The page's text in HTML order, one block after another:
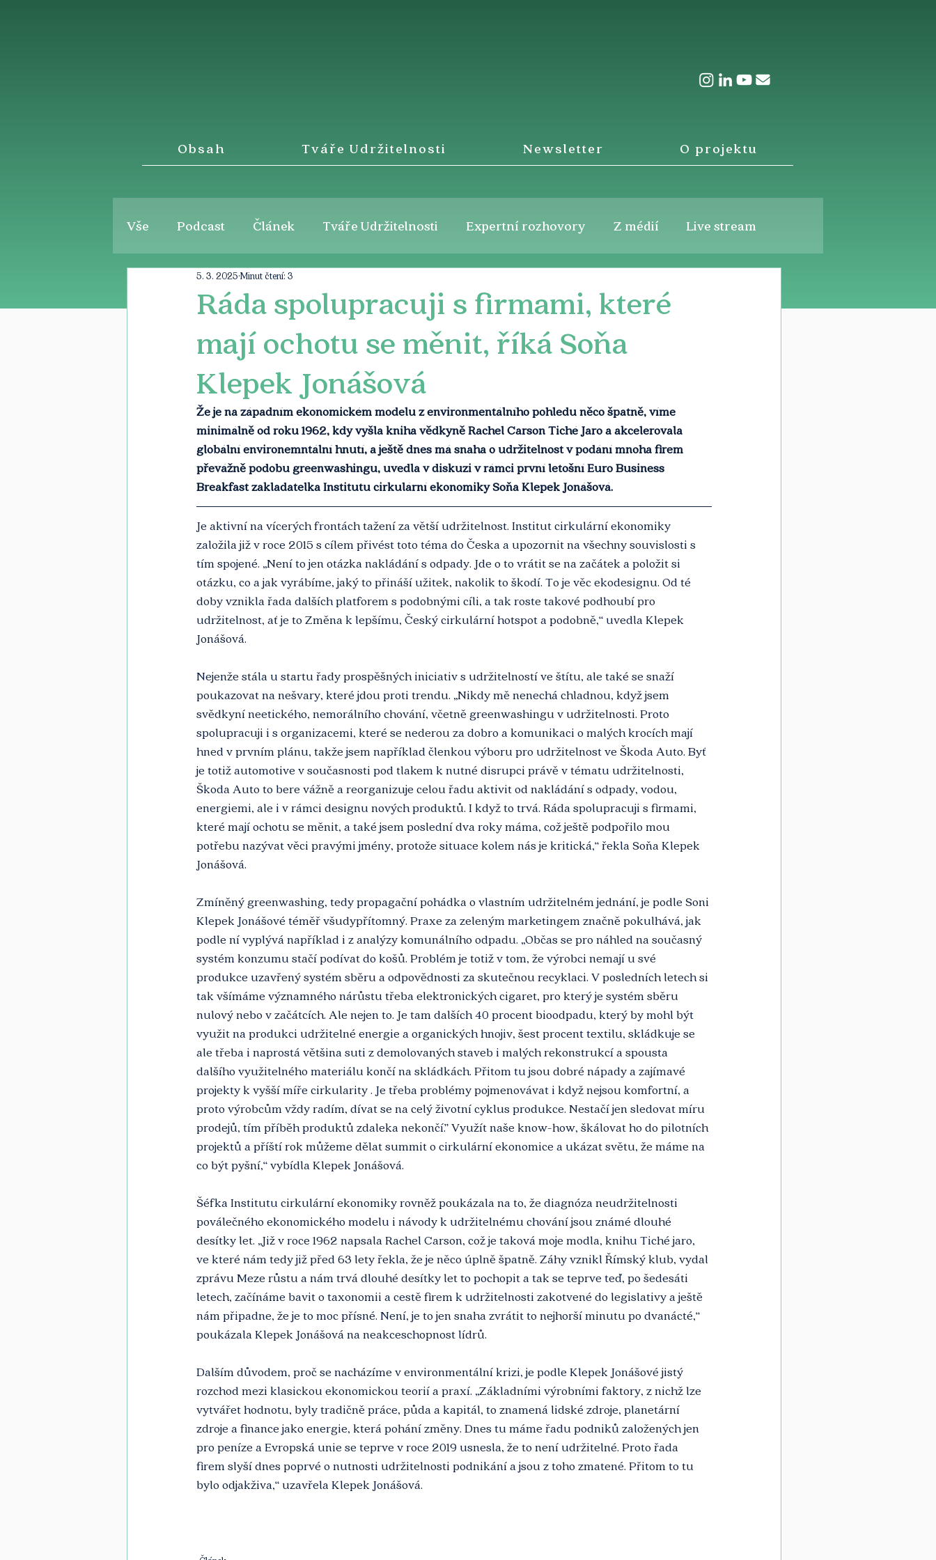
Obsah Tváře Udržitelnosti Newsletter O projektu
Vše Podcast Článek Tváře Udržitelnosti Expertní rozhovory Z médií Live stream
Ráda spolupracuji s firmami, které
mají ochotu se měnit, říká Soňa
Klepek Jonášová
5. 3. 2025 Minut čtení: 3
Že je na západním ekonomickém modelu z environmentálního pohledu něco špatně, víme
minimálně od roku 1962, kdy vyšla kniha vědkyně Rachel Carson Tiché Jaro a akcelerovala
globální environemntální hnutí, a ještě dnes má snaha o udržitelnost v podání mnoha firem
převážně podobu greenwashingu, uvedla v diskuzi v rámci první letošní Euro Business
Breakfast zakladatelka Institutu cirkulární ekonomiky Soňa Klepek Jonášová.
Je aktivní na vícerých frontách tažení za větší udržitelnost. Institut cirkulární ekonomiky
založila již v roce 2015 s cílem přivést toto téma do Česka a upozornit na všechny souvislosti s
tím spojené. „Není to jen otázka nakládání s odpady. Jde o to vrátit se na začátek a položit si
otázku, co a jak vyrábíme, jaký to přináší užitek, nakolik to škodí. To je věc ekodesignu. Od té
doby vznikla řada dalších platforem s podobnými cíli, a tak roste takové podhoubí pro
udržitelnost, ať je to Změna k lepšímu, Český cirkulární hotspot a podobně,“ uvedla Klepek
Jonášová.
Nejenže stála u startu řady prospěšných iniciativ s udržitelností ve štítu, ale také se snaží
poukazovat na nešvary, které jdou proti trendu. „Nikdy mě nenechá chladnou, když jsem
svědkyní neetického, nemorálního chování, včetně greenwashingu v udržitelnosti. Proto
spolupracuji i s organizacemi, které se nederou za dobro a komunikaci o malých krocích mají
hned v prvním plánu, takže jsem například členkou výboru pro udržitelnost ve Škoda Auto. Byť
je totiž automotive v současnosti pod tlakem k nutné disrupci právě v tématu udržitelnosti,
Škoda Auto to bere vážně a reorganizuje celou řadu aktivit od nakládání s odpady, vodou,
energiemi, ale i v rámci designu nových produktů. I když to trvá. Ráda spolupracuji s firmami,
které mají ochotu se měnit, a také jsem poslední dva roky máma, což ještě podpořilo mou
potřebu nazývat věci pravými jmény, protože situace kolem nás je kritická,“ řekla Soňa Klepek
Jonášová.
Zmíněný greenwashing, tedy propagační pohádka o vlastním udržitelném jednání, je podle Soni
Klepek Jonášové téměř všudypřítomný. Praxe za zeleným marketingem značně pokulhává, jak
podle ní vyplývá například i z analýzy komunálního odpadu. „Občas se pro náhled na současný
systém konzumu stačí podívat do košů. Problém je totiž v tom, že výrobci nemají u své
produkce uzavřený systém sběru a odpovědnosti za skutečnou recyklaci. V posledních letech si
tak všímáme významného nárůstu třeba elektronických cigaret, pro který je systém sběru
nulový nebo v začátcích. Ale nejen to. Je tam dalších 40 procent bioodpadu, který by mohl být
využit na produkci udržitelné energie a organických hnojiv, šest procent textilu, skládkuje se
ale třeba i naprostá většina suti z demolovaných staveb i malých rekonstrukcí a spousta
dalšího využitelného materiálu končí na skládkách. Přitom tu jsou dobré nápady a zajímavé
projekty k vyšší míře cirkularity . Je třeba problémy pojmenovávat i když nejsou komfortní, a
proto výrobcům vždy radím, dívat se na celý životní cyklus produkce. Nestačí jen sledovat míru
prodejů, tím příběh produktů zdaleka nekončí.” Využít naše know-how, škálovat ho do pilotních
projektů a příští rok můžeme dělat summit o cirkulární ekonomice a ukázat světu, že máme na
co být pyšní,“ vybídla Klepek Jonášová.
Šéfka Institutu cirkulární ekonomiky rovněž poukázala na to, že diagnóza neudržitelnosti
poválečného ekonomického modelu i návody k udržitelnému chování jsou známé dlouhé
desítky let. „Již v roce 1962 napsala Rachel Carson, což je taková moje modla, knihu Tiché jaro,
ve které nám tedy již před 63 lety řekla, že je něco úplně špatně. Záhy vznikl Římský klub, vydal
zprávu Meze růstu a nám trvá dlouhé desítky let to pochopit a tak se teprve teď, po šedesáti
letech, začínáme bavit o taxonomii a cestě firem k udržitelnosti zakotvené do legislativy a ještě
nám připadne, že je to moc přísné. Není, je to jen snaha zvrátit to nejhorší minutu po dvanácté,“
poukázala Klepek Jonášová na neakceschopnost lídrů.
Dalším důvodem, proč se nacházíme v environmentální krizi, je podle Klepek Jonášové jistý
rozchod mezi klasickou ekonomickou teorií a praxí. „Základními výrobními faktory, z nichž lze
vytvářet hodnotu, byly tradičně práce, půda a kapitál, to znamená lidské zdroje, planetární
zdroje a finance jako energie, která pohání změny. Dnes tu máme řadu podniků založených jen
pro peníze a Evropská unie se teprve v roce 2019 usnesla, že to není udržitelné. Proto řada
firem slyší dnes poprvé o nutnosti udržitelnosti podnikání a jsou z toho zmatené. Přitom to tu
bylo odjakživa,“ uzavřela Klepek Jonášová.